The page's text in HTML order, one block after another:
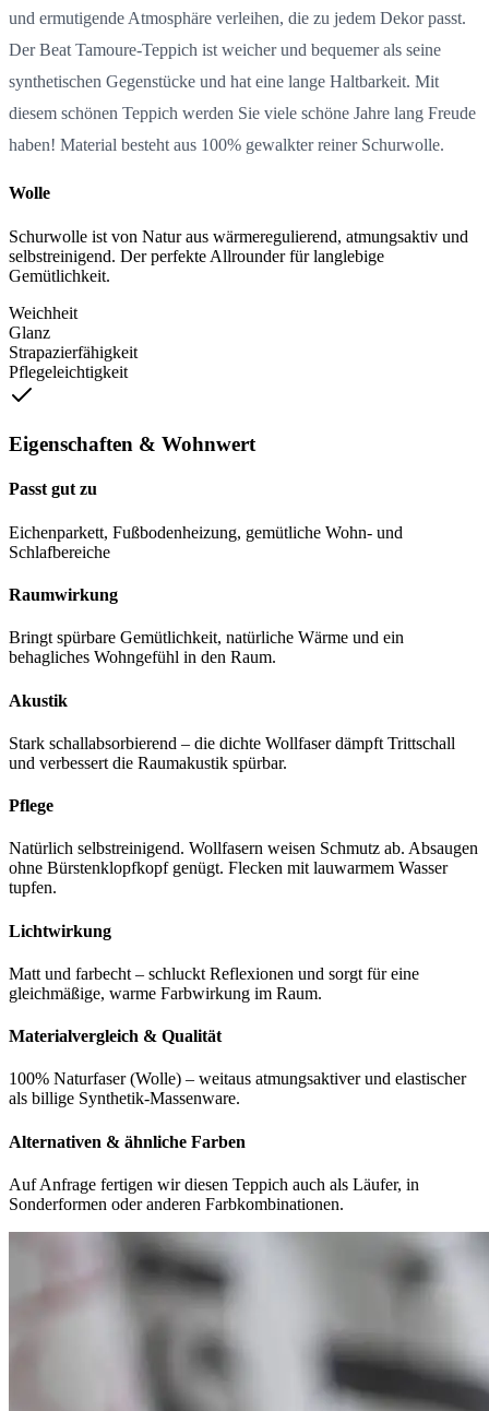
und ermutigende Atmosphäre verleihen, die zu jedem Dekor passt.
Der Beat Tamoure-Teppich ist weicher und bequemer als seine
synthetischen Gegenstücke und hat eine lange Haltbarkeit. Mit
diesem schönen Teppich werden Sie viele schöne Jahre lang Freude
haben! Material besteht aus 100% gewalkter reiner Schurwolle.
Wolle
Schurwolle ist von Natur aus wärmeregulierend, atmungsaktiv und
selbstreinigend. Der perfekte Allrounder für langlebige
Gemütlichkeit.
Weichheit
Glanz
Strapazierfähigkeit
Pflegeleichtigkeit
Eigenschaften & Wohnwert
Passt gut zu
Eichenparkett, Fußbodenheizung, gemütliche Wohn- und
Schlafbereiche
Raumwirkung
Bringt spürbare Gemütlichkeit, natürliche Wärme und ein
behagliches Wohngefühl in den Raum.
Akustik
Stark schallabsorbierend – die dichte Wollfaser dämpft Trittschall
und verbessert die Raumakustik spürbar.
Pflege
Natürlich selbstreinigend. Wollfasern weisen Schmutz ab. Absaugen
ohne Bürstenklopfkopf genügt. Flecken mit lauwarmem Wasser
tupfen.
Lichtwirkung
Matt und farbecht – schluckt Reflexionen und sorgt für eine
gleichmäßige, warme Farbwirkung im Raum.
Materialvergleich & Qualität
100% Naturfaser (Wolle) – weitaus atmungsaktiver und elastischer
als billige Synthetik-Massenware.
Alternativen & ähnliche Farben
Auf Anfrage fertigen wir diesen Teppich auch als Läufer, in
Sonderformen oder anderen Farbkombinationen.